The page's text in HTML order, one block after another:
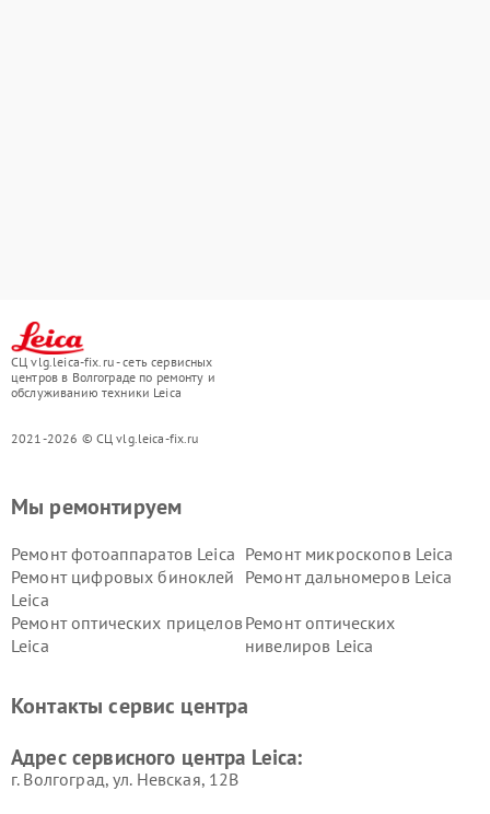
СЦ vlg.leica-fix.ru - сеть сервисных
центров в Волгограде по ремонту и
обслуживанию техники Leica
2021-2026 © СЦ vlg.leica-fix.ru
Мы ремонтируем
Ремонт фотоаппаратов Leica Ремонт микроскопов Leica
Ремонт цифровых биноклей
Leica
Ремонт дальномеров Leica
Ремонт оптических прицелов
Leica
Ремонт оптических
нивелиров Leica
Контакты сервис центра
Адрес сервисного центра Leica:
г. Волгоград, ул. Невская, 12В